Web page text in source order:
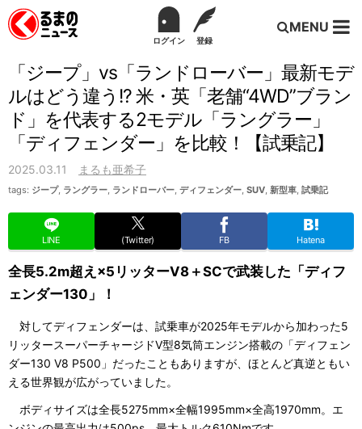
ログイン 登録
MENU
「ジープ」vs「ランドローバー」最新モデ
ルはどう違う!? 米・英「老舗“4WD”ブラン
ド」を代表する2モデル「ラングラー」
「ディフェンダー」を比較！【試乗記】
2025.03.11 まるも亜希子
tags: ジープ, ラングラー, ランドローバー, ディフェンダー, SUV, 新型車, 試乗記
LINE (Twitter) FB Hatena
全長5.2m超え×5リッターV8＋SCで武装した「ディフ
ェンダー130」！
対してディフェンダーは、試乗車が2025年モデルから加わった5
リッタースーパーチャージドV型8気筒エンジン搭載の「ディフェン
ダー130 V8 P500」だったこともありますが、ほとんど真逆ともい
える世界観が広がっていました。
ボディサイズは全長5275mm×全幅1995mm×全高1970mm。エ